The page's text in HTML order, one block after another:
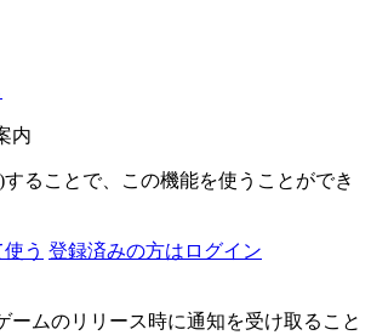
内
ることで、この機能を使うことができ
う 登録済みの方はログイン
ームのリリース時に通知を受け取ること